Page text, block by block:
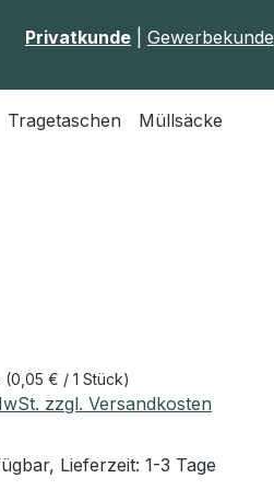
Privatkunde Gewerbekunde
Tragetaschen Müllsäcke
(0,05 € / 1 Stück)
zzgl. Versandkosten
Lieferzeit: 1-3 Tage